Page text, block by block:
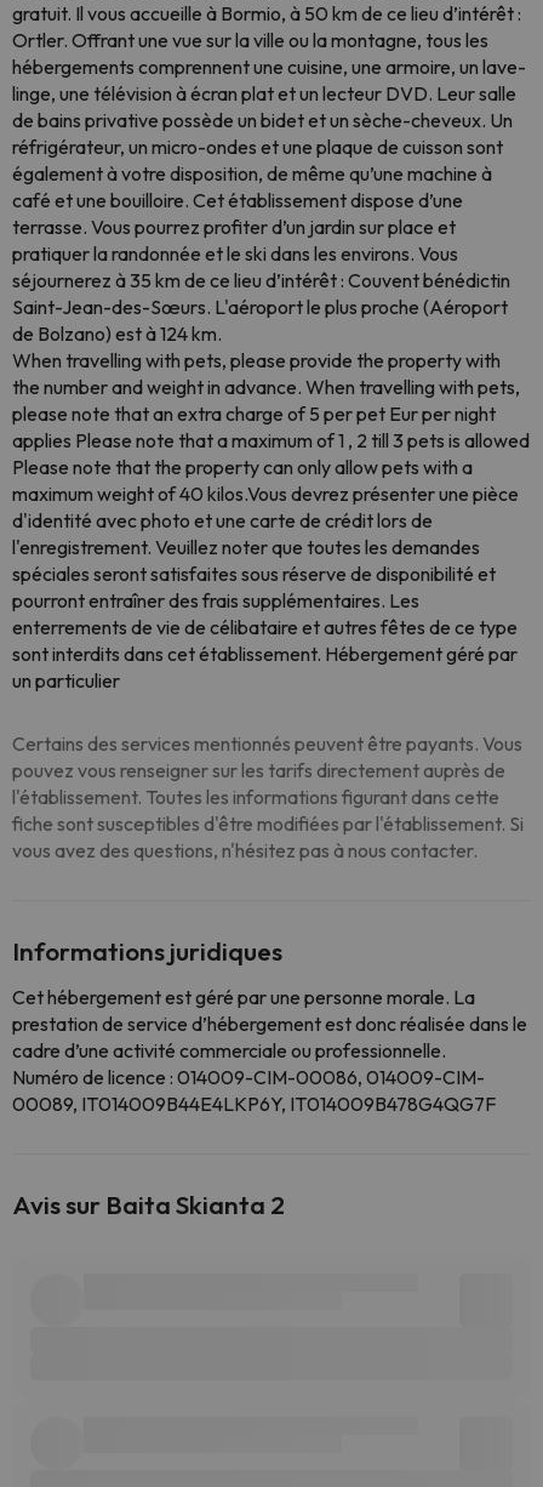
gratuit. Il vous accueille à Bormio, à 50 km de ce lieu d’intérêt :
Ortler. Offrant une vue sur la ville ou la montagne, tous les
hébergements comprennent une cuisine, une armoire, un lave-
linge, une télévision à écran plat et un lecteur DVD. Leur salle
de bains privative possède un bidet et un sèche-cheveux. Un
réfrigérateur, un micro-ondes et une plaque de cuisson sont
également à votre disposition, de même qu’une machine à
café et une bouilloire. Cet établissement dispose d’une
terrasse. Vous pourrez profiter d’un jardin sur place et
pratiquer la randonnée et le ski dans les environs. Vous
séjournerez à 35 km de ce lieu d’intérêt : Couvent bénédictin
Saint-Jean-des-Sœurs. L'aéroport le plus proche (Aéroport
de Bolzano) est à 124 km.
When travelling with pets, please provide the property with
the number and weight in advance. When travelling with pets,
please note that an extra charge of 5 per pet Eur per night
applies Please note that a maximum of 1 , 2 till 3 pets is allowed
Please note that the property can only allow pets with a
maximum weight of 40 kilos.Vous devrez présenter une pièce
d'identité avec photo et une carte de crédit lors de
l'enregistrement. Veuillez noter que toutes les demandes
spéciales seront satisfaites sous réserve de disponibilité et
pourront entraîner des frais supplémentaires. Les
enterrements de vie de célibataire et autres fêtes de ce type
sont interdits dans cet établissement. Hébergement géré par
un particulier
Certains des services mentionnés peuvent être payants. Vous
pouvez vous renseigner sur les tarifs directement auprès de
l'établissement. Toutes les informations figurant dans cette
fiche sont susceptibles d'être modifiées par l'établissement. Si
vous avez des questions, n'hésitez pas à nous contacter.
Informations juridiques
Cet hébergement est géré par une personne morale. La
prestation de service d’hébergement est donc réalisée dans le
cadre d’une activité commerciale ou professionnelle.
Numéro de licence : 014009-CIM-00086, 014009-CIM-
00089, IT014009B44E4LKP6Y, IT014009B478G4QG7F
Avis sur Baita Skianta 2